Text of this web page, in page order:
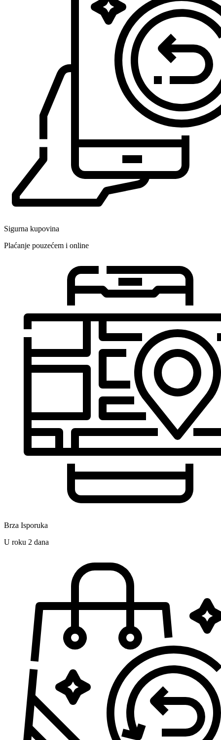
Sigurna kupovina
Plaćanje pouzećem i online
Brza Isporuka
U roku 2 dana